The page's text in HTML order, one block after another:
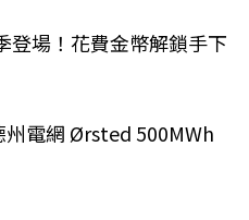
登場！花費金幣解鎖手下
電網 Ørsted 500MWh